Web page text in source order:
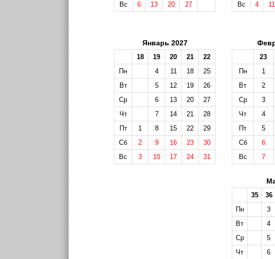
Вс
6 13 20 27
Вс
4 11
Январь 2027
18 19 20 21
22
Пн
4 11 18
25
Вт
5 12 19
26
Ср
6 13 20
27
Чт
7 14 21
28
Пт
1 8 15 22
29
Сб
2 9 16 23
30
Вс
3 10 17 24 31
23
Пн
1
Вт
2
Ср
3
Чт
4
Пт
5
Сб
6
Вс
7
35 36
Пн
3
Вт
4
Ср
5
Чт
6